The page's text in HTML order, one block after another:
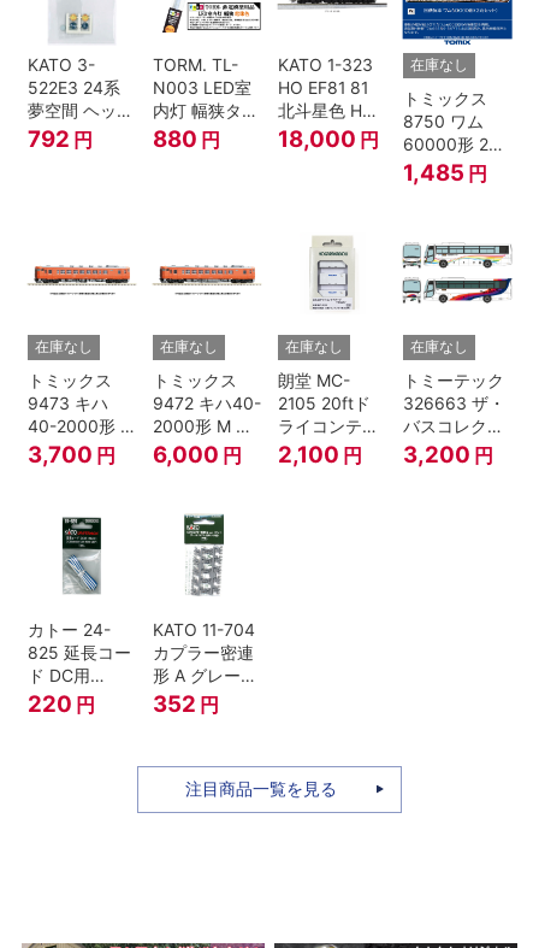
KATO 3-
522E3 24系
夢空間 ヘッド
マーク 4種各1
792 円
TORM. TL-
N003 LED室
内灯 幅狭タイ
プ・電球色 1
本 鉄道模型
880 円
KATO 1-323
HO EF81 81
北斗星色 HO
ゲージ
18,000 円
在庫なし
トミックス
8750 ワム
60000形 2両
セット Nゲー
ジ
1,485 円
在庫なし
トミックス
9473 キハ
40-2000形 T
Nゲージ
3,700 円
在庫なし
トミックス
9472 キハ40-
2000形 M N
ゲージ
6,000 円
在庫なし
朗堂 MC-
2105 20ftド
ライコンテナ
タイプ
TRANCY
2,100 円
在庫なし
トミーテック
326663 ザ・
バスコレクシ
ョン 西日本鉄
道・九州産交
3,200 円
カトー 24-
825 延長コー
ド DC用
(90cm）
220 円
KATO 11-704
カプラー密連
形 A グレー
(20個入) (ア
ーノルドカプ
352 円
注目商品一覧を見る